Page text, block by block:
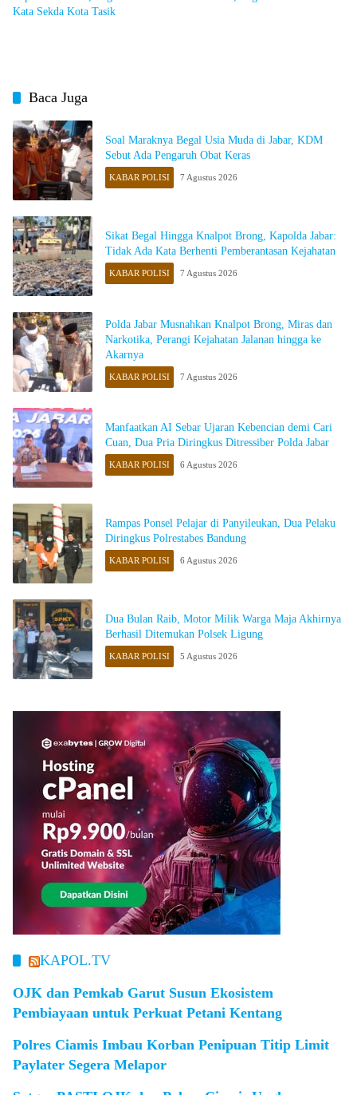
Kata Sekda Kota Tasik
Baca Juga
Soal Maraknya Begal Usia Muda di Jabar, KDM
Sebut Ada Pengaruh Obat Keras
KABAR POLISI 7 Agustus 2026
Sikat Begal Hingga Knalpot Brong, Kapolda Jabar:
Tidak Ada Kata Berhenti Pemberantasan Kejahatan
KABAR POLISI 7 Agustus 2026
Polda Jabar Musnahkan Knalpot Brong, Miras dan
Narkotika, Perangi Kejahatan Jalanan hingga ke
Akarnya
KABAR POLISI 7 Agustus 2026
Manfaatkan AI Sebar Ujaran Kebencian demi Cari
Cuan, Dua Pria Diringkus Ditressiber Polda Jabar
KABAR POLISI 6 Agustus 2026
Rampas Ponsel Pelajar di Panyileukan, Dua Pelaku
Diringkus Polrestabes Bandung
KABAR POLISI 6 Agustus 2026
Dua Bulan Raib, Motor Milik Warga Maja Akhirnya
Berhasil Ditemukan Polsek Ligung
KABAR POLISI 5 Agustus 2026
KAPOL.TV
OJK dan Pemkab Garut Susun Ekosistem
Pembiayaan untuk Perkuat Petani Kentang
Polres Ciamis Imbau Korban Penipuan Titip Limit
Paylater Segera Melapor